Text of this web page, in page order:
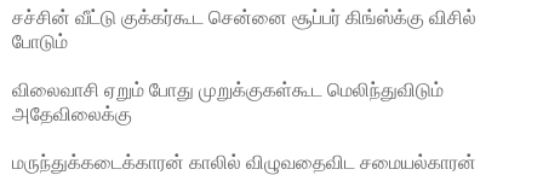
சச்சின் வீட்டு குக்கர்கூட சென்னை சூப்பர் கிங்ஸ்க்கு விசில்
போடும்
விலைவாசி ஏறும் போது முறுக்குகள்கூட மெலிந்துவிடும்
அதேவிலைக்கு
மருந்துக்கடைக்காரன் காலில் விழுவதைவிட சமையல்காரன்